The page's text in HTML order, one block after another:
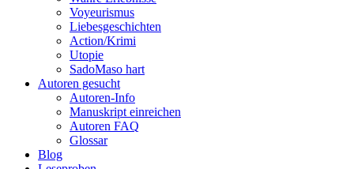
Voyeurismus
Liebesgeschichten
Action/Krimi
Utopie
SadoMaso hart
Autoren gesucht
Autoren-Info
Manuskript einreichen
Autoren FAQ
Glossar
Blog